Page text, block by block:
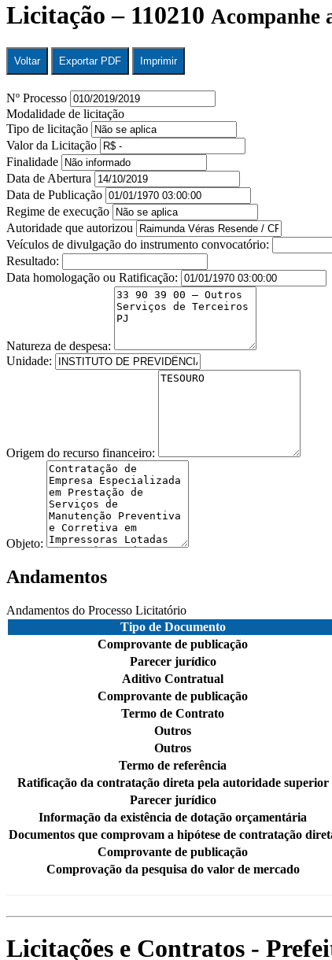
Licitação – 110210 Acompanhe
Voltar Exportar PDF Imprimir
Nº Processo
Modalidade de licitação
Tipo de licitação
Valor da Licitação
Finalidade
Data de Abertura
Data de Publicação
Regime de execução
Autoridade que autorizou
Veículos de divulgação do instrumento convocatório:
Resultado:
Data homologação ou Ratificação:
Natureza de despesa:
Unidade:
Origem do recurso financeiro:
Objeto:
Andamentos
Andamentos do Processo Licitatório
Tipo de Documento
Comprovante de publicação
Parecer jurídico
Aditivo Contratual
Comprovante de publicação
Termo de Contrato
Outros
Outros
Termo de referência
Ratificação da contratação direta pela autoridade superior
Parecer jurídico
Informação da existência de dotação orçamentária
Documentos que comprovam a hipótese de contratação
Comprovante de publicação
Comprovação da pesquisa do valor de mercado
Licitações e Contratos -